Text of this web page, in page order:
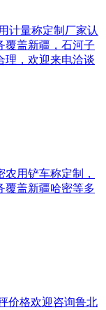
计量称定制厂家认
覆盖新疆，石河子
理，欢迎来电洽谈
用铲车称定制，
覆盖新疆哈密等多
价格欢迎咨询鲁北